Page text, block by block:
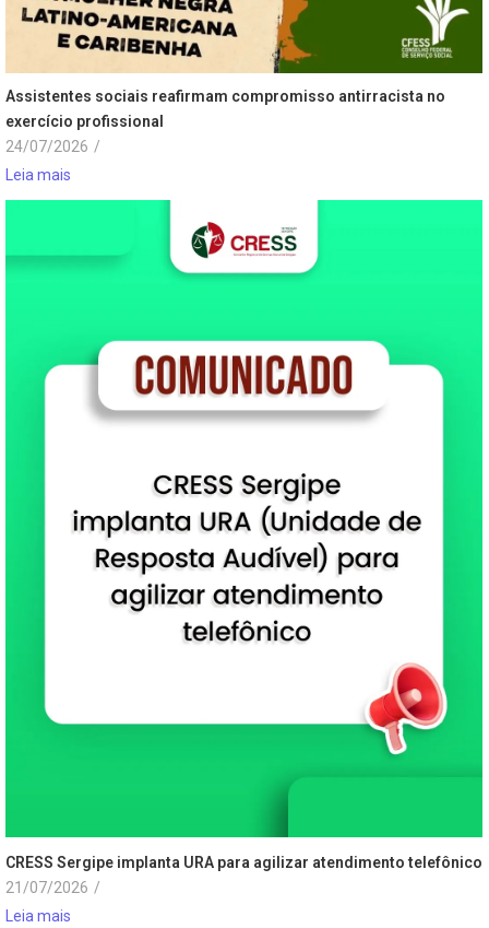
Assistentes sociais reafirmam compromisso antirracista no
exercício profissional
24/07/2026 /
Leia mais
CRESS Sergipe implanta URA para agilizar atendimento telefônico
21/07/2026 /
Leia mais